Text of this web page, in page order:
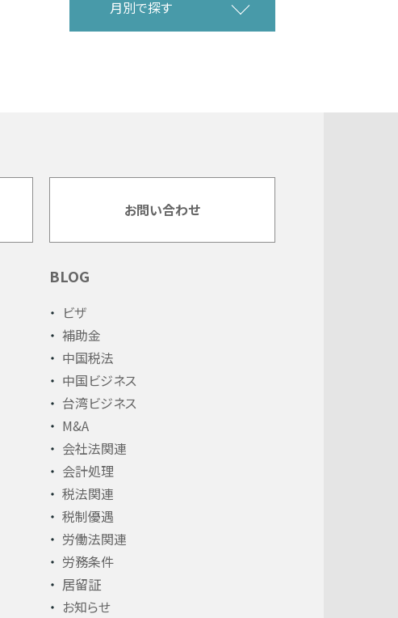
月別で探す
お問い合わせ
BLOG
ビザ
補助金
中国税法
中国ビジネス
台湾ビジネス
M&A
会社法関連
会計処理
税法関連
税制優遇
労働法関連
労務条件
居留証
お知らせ